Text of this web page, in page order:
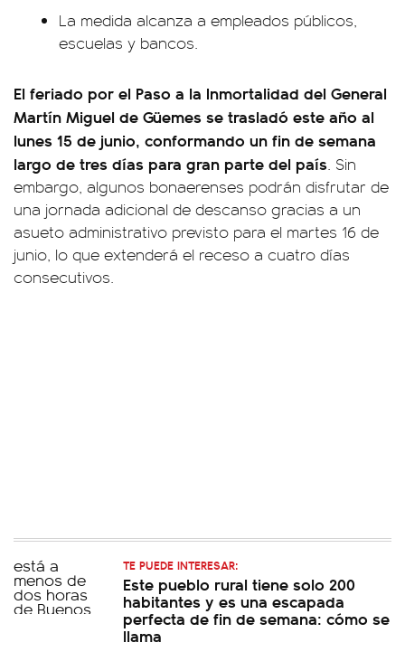
La medida alcanza a empleados públicos,
escuelas y bancos.
El feriado por el Paso a la Inmortalidad del General
Martín Miguel de Güemes se trasladó este año al
lunes 15 de junio, conformando un fin de semana
largo de tres días para gran parte del país. Sin
embargo, algunos bonaerenses podrán disfrutar de
una jornada adicional de descanso gracias a un
asueto administrativo previsto para el martes 16 de
junio, lo que extenderá el receso a cuatro días
consecutivos.
TE PUEDE INTERESAR:
Este pueblo rural tiene solo 200
habitantes y es una escapada
perfecta de fin de semana: cómo se
llama